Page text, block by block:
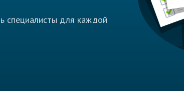
специалисты для каждой